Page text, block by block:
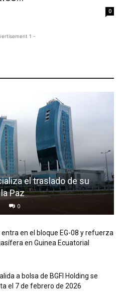
0
1 -
el traslado de su
Paz
0
entra en el bloque EG-08 y refuerza
en Guinea Ecuatorial
a bolsa de BGFI Holding se
el 7 de febrero de 2026